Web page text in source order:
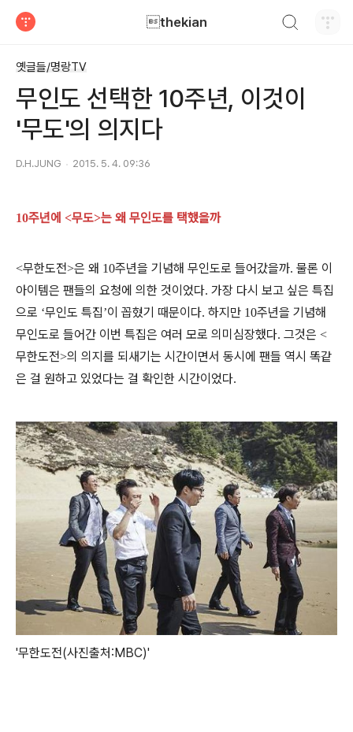
thekian
옛글들/명랑TV
무인도 선택한 10주년, 이것이
'무도'의 의지다
D.H.JUNG 2015. 5. 4. 09:36
10주년에 <무도>는 왜 무인도를 택했을까
<무한도전>은 왜 10주년을 기념해 무인도로 들어갔을까. 물론 이
아이템은 팬들의 요청에 의한 것이었다. 가장 다시 보고 싶은 특집
으로 ‘무인도 특집’이 꼽혔기 때문이다. 하지만 10주년을 기념해
무인도로 들어간 이번 특집은 여러 모로 의미심장했다. 그것은 <
무한도전>의 의지를 되새기는 시간이면서 동시에 팬들 역시 똑같
은 걸 원하고 있었다는 걸 확인한 시간이었다.
'무한도전(사진출처:MBC)'